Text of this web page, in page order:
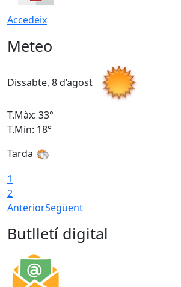
Accedeix
Meteo
Dissabte, 8 d’agost
T.Màx: 33°
T.Min: 18°
Tarda
1
2
AnteriorSegüent
Butlletí digital